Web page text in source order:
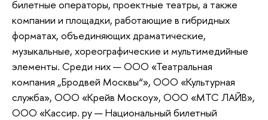
билетные операторы, проектные театры, а также
компании и площадки, работающие в гибридных
форматах, объединяющих драматические,
музыкальные, хореографические и мультимедийные
элементы. Среди них — ООО «Театральная
компания „Бродвей Москвы“», ООО «Культурная
служба», ООО «Крейв Москоу», ООО «МТС ЛАЙВ»,
ООО «Кассир. ру — Национальный билетный